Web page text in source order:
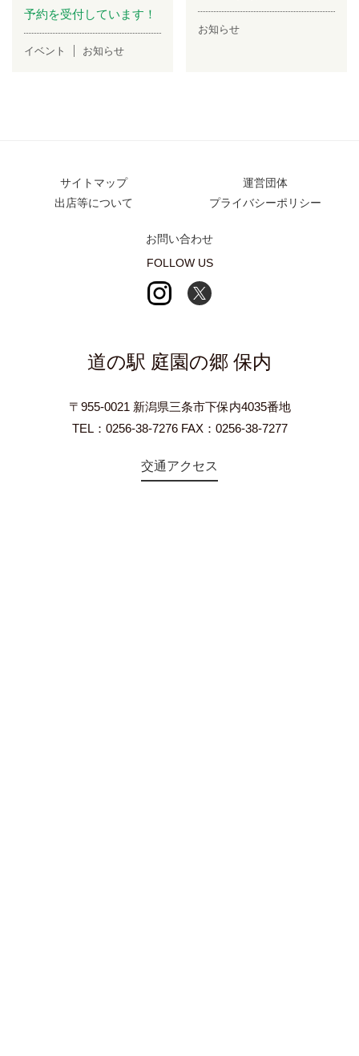
予約を受付しています！
イベント お知らせ
お知らせ
サイトマップ
運営団体
出店等について
プライバシーポリシー
お問い合わせ
FOLLOW US
道の駅 庭園の郷 保内
〒955-0021 新潟県三条市下保内4035番地
TEL：0256-38-7276 FAX：0256-38-7277
交通アクセス